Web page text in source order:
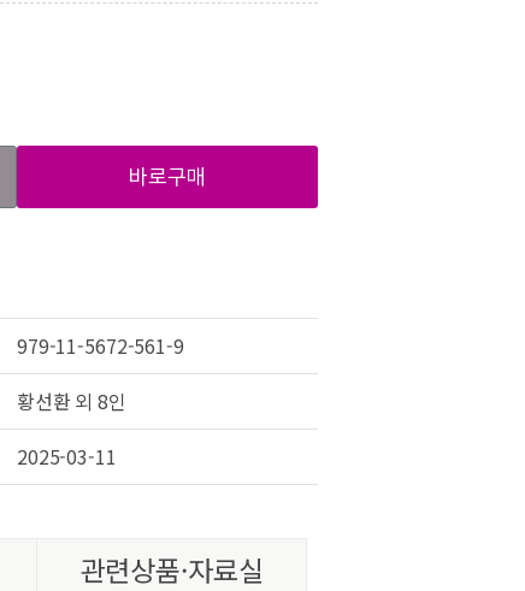
바로구매
979-11-5672-561-9
황선환 외 8인
2025-03-11
관련상품·자료실